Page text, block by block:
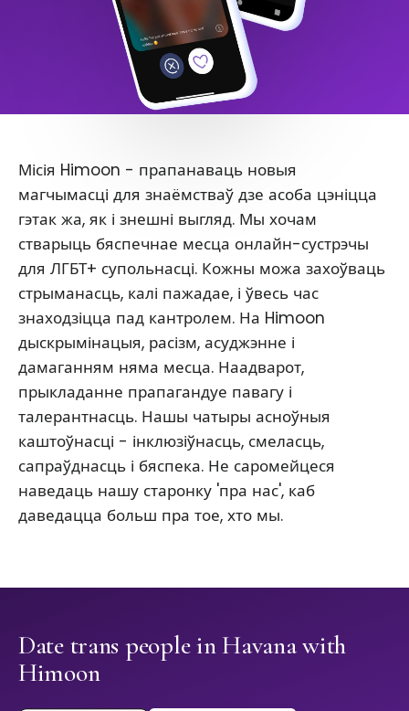
Місія Himoon - прапанаваць новыя
магчымасці для знаёмстваў дзе асоба цэніцца
гэтак жа, як і знешні выгляд. Мы хочам
стварыць бяспечнае месца онлайн-сустрэчы
для ЛГБТ+ супольнасці. Кожны можа захоўваць
стрыманасць, калі пажадае, і ўвесь час
знаходзіцца пад кантролем. На Himoon
дыскрымінацыя, расізм, асуджэнне і
дамаганням няма месца. Наадварот,
прыкладанне прапагандуе павагу і
талерантнасць. Нашы чатыры асноўныя
каштоўнасці - інклюзіўнасць, смеласць,
сапраўднасць і бяспека. Не саромейцеся
наведаць нашу старонку 'пра нас', каб
даведацца больш пра тое, хто мы.
Date trans people in Havana with
Himoon